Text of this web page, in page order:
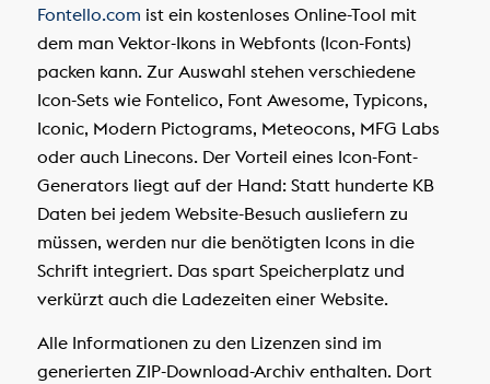
Fontello.com ist ein kostenloses Online-Tool mit
dem man Vektor-Ikons in Webfonts (Icon-Fonts)
packen kann. Zur Auswahl stehen verschiedene
Icon-Sets wie Fontelico, Font Awesome, Typicons,
Iconic, Modern Pictograms, Meteocons, MFG Labs
oder auch Linecons. Der Vorteil eines Icon-Font-
Generators liegt auf der Hand: Statt hunderte KB
Daten bei jedem Website-Besuch ausliefern zu
müssen, werden nur die benötigten Icons in die
Schrift integriert. Das spart Speicherplatz und
verkürzt auch die Ladezeiten einer Website.
Alle Informationen zu den Lizenzen sind im
generierten ZIP-Download-Archiv enthalten. Dort